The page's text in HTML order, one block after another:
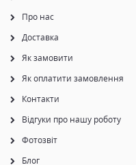
Про нас
Доставка
Як замовити
Як оплатити замовлення
Контакти
Відгуки про нашу роботу
Фотозвіт
Блог